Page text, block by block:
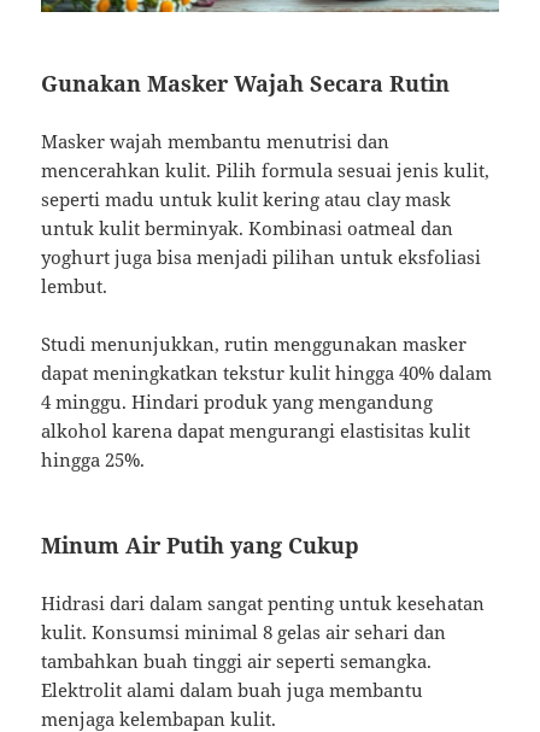
Gunakan Masker Wajah Secara Rutin
Masker wajah membantu menutrisi dan
mencerahkan kulit. Pilih formula sesuai jenis kulit,
seperti madu untuk kulit kering atau clay mask
untuk kulit berminyak. Kombinasi oatmeal dan
yoghurt juga bisa menjadi pilihan untuk eksfoliasi
lembut.
Studi menunjukkan, rutin menggunakan masker
dapat meningkatkan tekstur kulit hingga 40% dalam
4 minggu. Hindari produk yang mengandung
alkohol karena dapat mengurangi elastisitas kulit
hingga 25%.
Minum Air Putih yang Cukup
Hidrasi dari dalam sangat penting untuk kesehatan
kulit. Konsumsi minimal 8 gelas air sehari dan
tambahkan buah tinggi air seperti semangka.
Elektrolit alami dalam buah juga membantu
menjaga kelembapan kulit.